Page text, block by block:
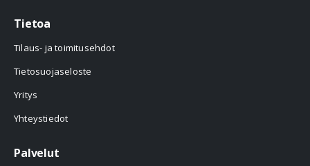
Tietoa
Tilaus- ja toimitusehdot
Tietosuojaseloste
Yritys
Yhteystiedot
Palvelut